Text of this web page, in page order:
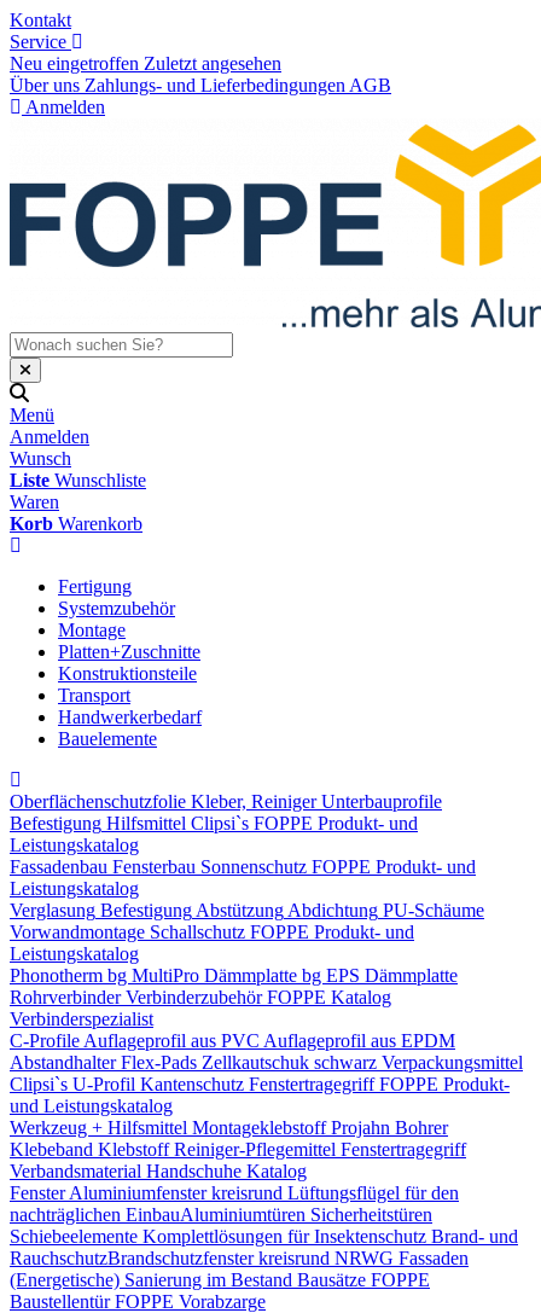
Kontakt
Service
Neu eingetroffen Zuletzt angesehen
Über uns Zahlungs- und Lieferbedingungen AGB
Anmelden
Menü
Anmelden
Wunsch
Liste Wunschliste
Waren
Korb Warenkorb
Fertigung
Systemzubehör
Montage
Platten+Zuschnitte
Konstruktionsteile
Transport
Handwerkerbedarf
Bauelemente
Oberflächenschutzfolie Kleber, Reiniger Unterbauprofile
Befestigung Hilfsmittel Clipsi`s FOPPE Produkt- und
Leistungskatalog
Fassadenbau Fensterbau Sonnenschutz FOPPE Produkt- und
Leistungskatalog
Verglasung Befestigung Abstützung Abdichtung PU-Schäume
Vorwandmontage Schallschutz FOPPE Produkt- und
Leistungskatalog
Phonotherm bg MultiPro Dämmplatte bg EPS Dämmplatte
Rohrverbinder Verbinderzubehör FOPPE Katalog
Verbinderspezialist
C-Profile Auflageprofil aus PVC Auflageprofil aus EPDM
Abstandhalter Flex-Pads Zellkautschuk schwarz Verpackungsmittel
Clipsi`s U-Profil Kantenschutz Fenstertragegriff FOPPE Produkt-
und Leistungskatalog
Werkzeug + Hilfsmittel Montageklebstoff Projahn Bohrer
Klebeband Klebstoff Reiniger-Pflegemittel Fenstertragegriff
Verbandsmaterial Handschuhe Katalog
Fenster Aluminiumfenster kreisrund Lüftungsflügel für den
nachträglichen Einbau​Aluminiumtüren Sicherheitstüren
Schiebeelemente Komplettlösungen für Insektenschutz Brand- und
Rauchschutz​Brandschutzfenster kreisrund NRWG Fassaden
(Energetische) Sanierung im Bestand Bausätze FOPPE
Baustellentür FOPPE Vorabzarge